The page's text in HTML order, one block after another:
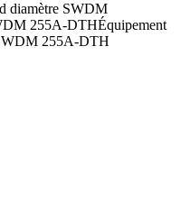
diamètre SWDM
255A-DTHÉquipement
255A-DTH